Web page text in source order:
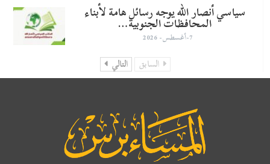
سياسي أنصار الله يوجه رسائل هامة لأبناء
المحافظات الجنوبية…
7-أغسطس- 2026
السابق التالي